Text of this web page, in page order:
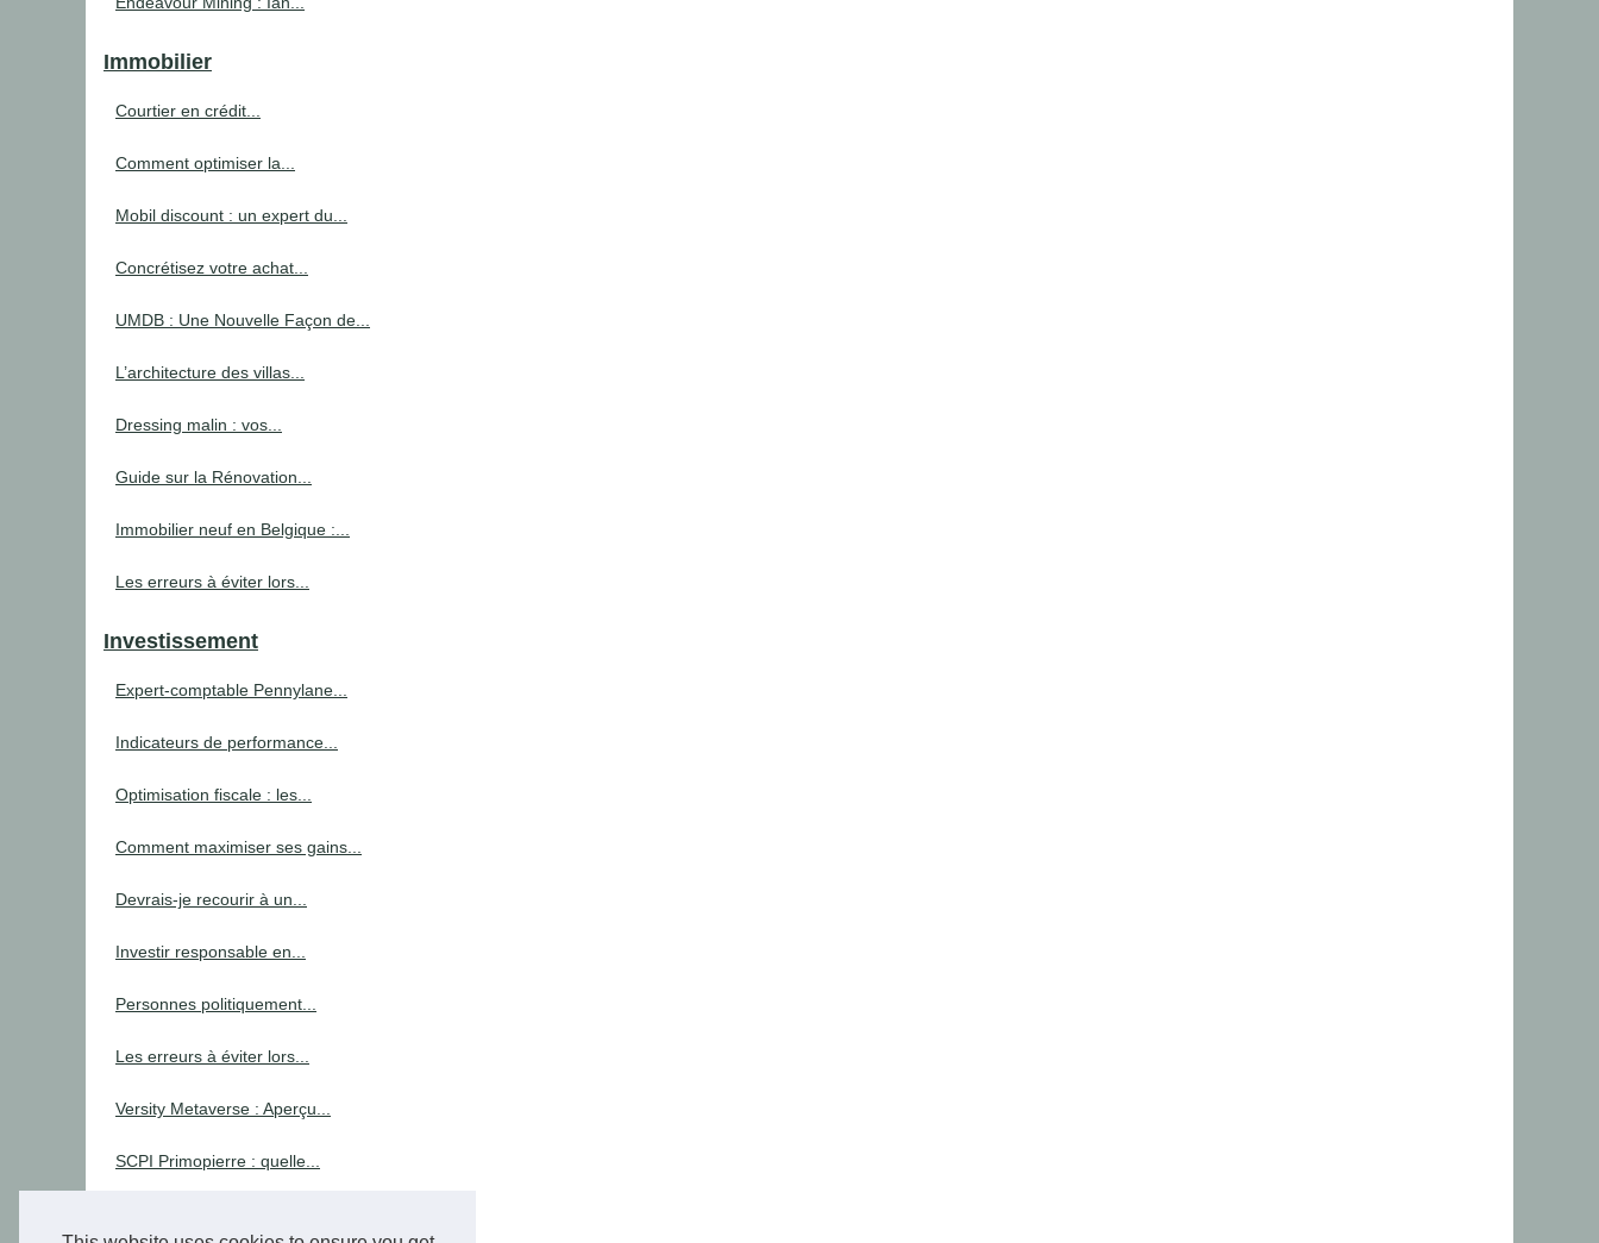
Immobilier
Courtier en crédit...
Comment optimiser la...
Mobil discount : un expert du...
Concrétisez votre achat...
UMDB : Une Nouvelle Façon de...
L’architecture des villas...
Dressing malin : vos...
Guide sur la Rénovation...
Immobilier neuf en Belgique :...
Les erreurs à éviter lors...
Investissement
Expert-comptable Pennylane...
Indicateurs de performance...
Optimisation fiscale : les...
Comment maximiser ses gains...
Devrais-je recourir à un...
Investir responsable en...
Personnes politiquement...
Les erreurs à éviter lors...
Versity Metaverse : Aperçu...
SCPI Primopierre : quelle...